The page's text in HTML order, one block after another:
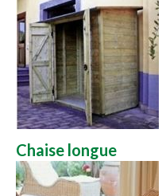
Chaise longue